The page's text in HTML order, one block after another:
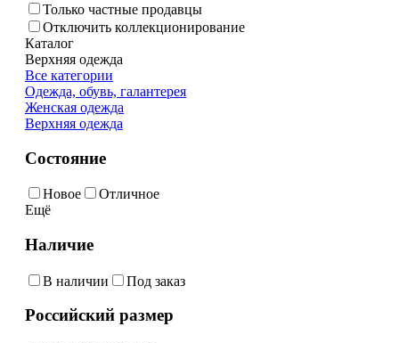
Только частные продавцы
Отключить коллекционирование
Каталог
Верхняя одежда
Все категории
Одежда, обувь, галантерея
Женская одежда
Верхняя одежда
Состояние
Новое
Отличное
Ещё
Наличие
В наличии Под заказ
Российский размер